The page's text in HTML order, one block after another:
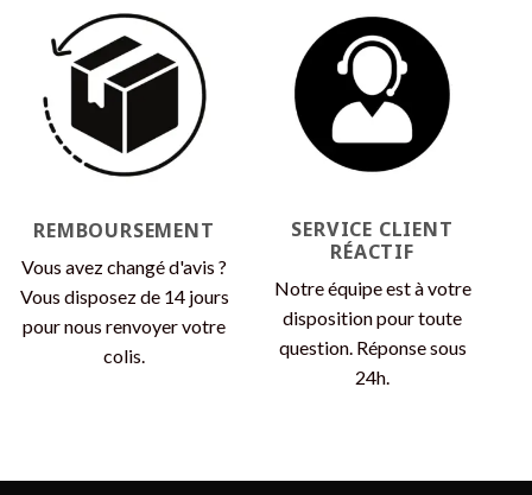
REMBOURSEMENT
Vous avez changé d'avis ?
Vous disposez de 14 jours
pour nous renvoyer votre
colis.
SERVICE CLIENT
RÉACTIF
Notre équipe est à votre
disposition pour toute
question. Réponse sous
24h.